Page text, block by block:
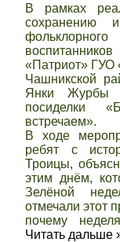
В рамках
сохранению
«Патриот» ГУО
Чашникской
Янки Журбы
посиделки
встречаем».
В ходе
ребят с
Троицы,
этим днём,
Зелёной
отмечали этот
почему
Читать дальше